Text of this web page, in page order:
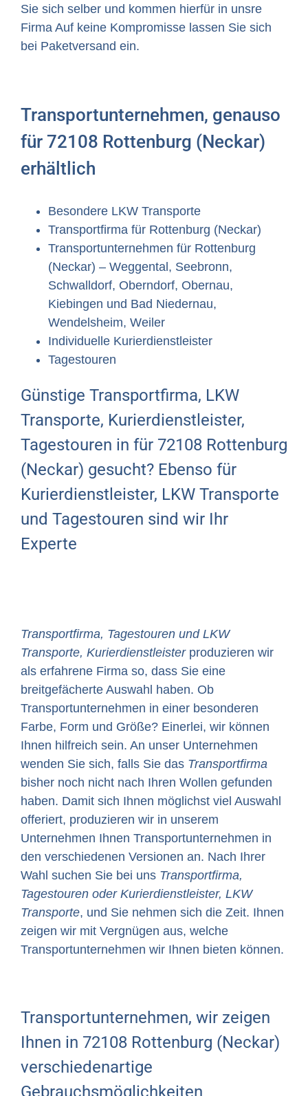
Sie sich selber und kommen hierfür in unsre
Firma Auf keine Kompromisse lassen Sie sich
bei Paketversand ein.
Transportunternehmen, genauso
für 72108 Rottenburg (Neckar)
erhältlich
Besondere LKW Transporte
Transportfirma für Rottenburg (Neckar)
Transportunternehmen für Rottenburg
(Neckar) – Weggental, Seebronn,
Schwalldorf, Oberndorf, Obernau,
Kiebingen und Bad Niedernau,
Wendelsheim, Weiler
Individuelle Kurierdienstleister
Tagestouren
Günstige Transportfirma, LKW
Transporte, Kurierdienstleister,
Tagestouren in für 72108 Rottenburg
(Neckar) gesucht? Ebenso für
Kurierdienstleister, LKW Transporte
und Tagestouren sind wir Ihr
Experte
Transportfirma, Tagestouren und LKW
Transporte, Kurierdienstleisterproduzieren wir
als erfahrene Firma so, dass Sie eine
breitgefächerte Auswahl haben. Ob
Transportunternehmen in einer besonderen
Farbe, Form und Größe? Einerlei, wir können
Ihnen hilfreich sein. An unser Unternehmen
wenden Sie sich, falls Sie das Transportfirma
bisher noch nicht nach Ihren Wollen gefunden
haben. Damit sich Ihnen möglichst viel Auswahl
offeriert, produzieren wir in unserem
Unternehmen Ihnen Transportunternehmen in
den verschiedenen Versionen an. Nach Ihrer
Wahl suchen Sie bei uns Transportfirma,
Tagestouren oder Kurierdienstleister, LKW
Transporte, und Sie nehmen sich die Zeit. Ihnen
zeigen wir mit Vergnügen aus, welche
Transportunternehmen wir Ihnen bieten können.
Transportunternehmen, wir zeigen
Ihnen in 72108 Rottenburg (Neckar)
verschiedenartige
Gebrauchsmöglichkeiten